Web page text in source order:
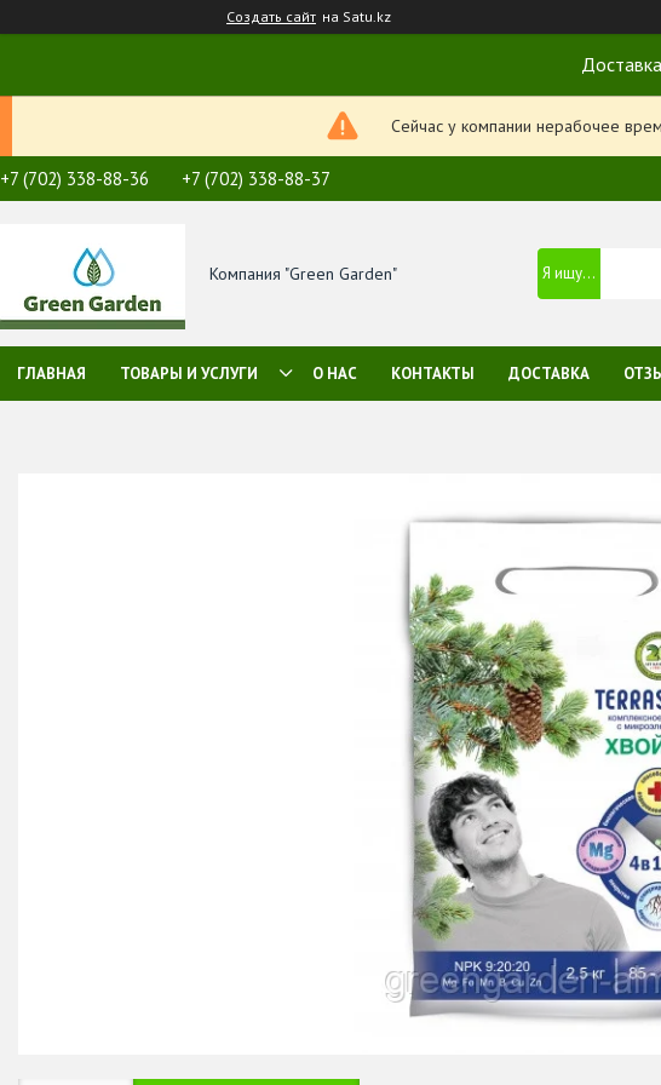
Создать сайт на Satu.kz
Сейчас у компании нерабочее
+7 (702) 338-88-36 +7 (702) 338-88-37
Компания "Green Garden"
ГЛАВНАЯ ТОВАРЫ И УСЛУГИ О НАС КОНТАКТЫ ДОСТАВКА